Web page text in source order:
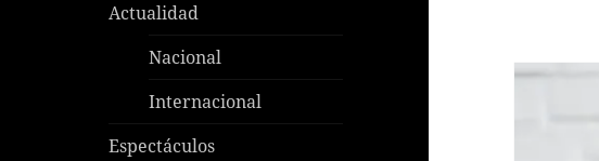
Actualidad
Nacional
Internacional
Espectáculos